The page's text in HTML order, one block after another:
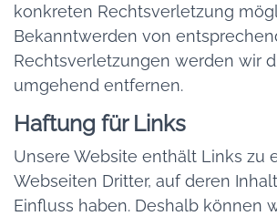
konkreten Rechtsverletzung
Bekanntwerden von
Rechtsverletzungen werden wir
umgehend entfernen.
Haftung für Links
Unsere Website enthält Links zu
Webseiten Dritter, auf deren
Einfluss haben. Deshalb können